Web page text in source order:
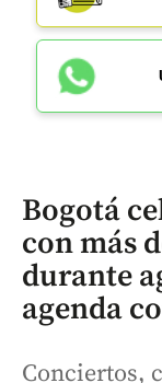
Bogotá
con más
durante
agenda
Conciertos,